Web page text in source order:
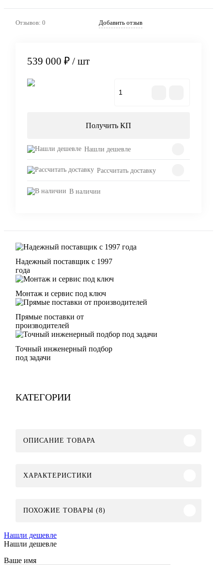
Отзывов: 0 Добавить отзыв
539 000 ₽ / шт
Получить КП
Нашли дешевле
Рассчитать доставку
В наличии
Надежный поставщик с 1997
года
Монтаж и сервис под ключ
Прямые поставки от
производителей
Точный инженерный подбор
под задачи
КАТЕГОРИИ
ОПИСАНИЕ ТОВАРА
ХАРАКТЕРИСТИКИ
ПОХОЖИЕ ТОВАРЫ (8)
Нашли дешевле
Нашли дешевле
Ваше имя